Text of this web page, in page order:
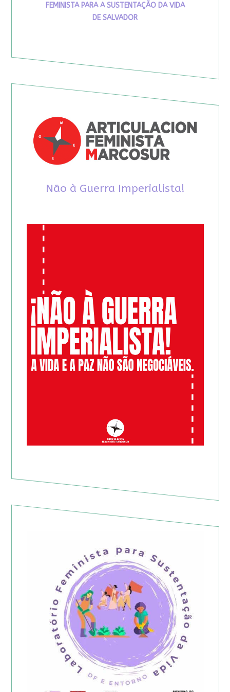
FEMINISTA PARA A SUSTENTAÇÃO DA VIDA
DE SALVADOR
Não à Guerra Imperialista!